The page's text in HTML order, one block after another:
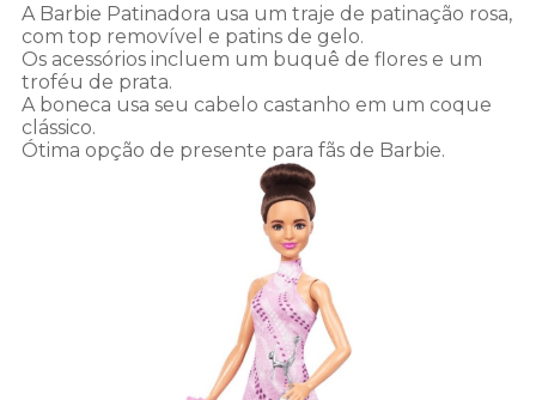
A Barbie Patinadora usa um traje de patinação rosa,
com top removível e patins de gelo.
Os acessórios incluem um buquê de flores e um
troféu de prata.
A boneca usa seu cabelo castanho em um coque
clássico.
Ótima opção de presente para fãs de Barbie.